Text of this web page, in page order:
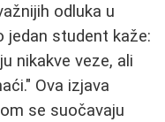
odluka u
jedan student kaže:
nikakve veze, ali
Ova izjava
se suočavaju